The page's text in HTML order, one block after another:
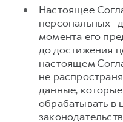
Настоящее
персональных
момента его
до достижения
настоящем
не
данные,
обрабатывать в